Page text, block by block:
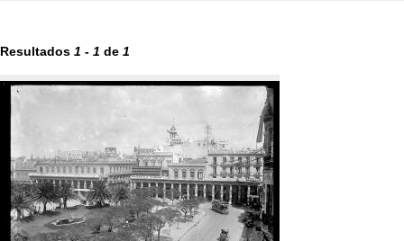
Resultados 1 - 1 de 1